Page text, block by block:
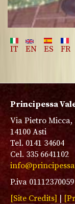
IT EN ES FR
Principessa
Via Pietro Micca,
14100 Asti
Tel. 0141 34604
Cel. 335 6641102
P.iva 01112370059
[Site Credits]